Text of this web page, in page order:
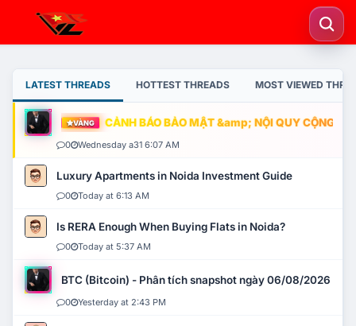
LATEST THREADS HOTTEST THREADS MOST VIEWED
VÀNG CẢNH BÁO BẢO MẬT &amp; NỘI QUY CỘNG
0 Wednesday a31 6:07 AM
Luxury Apartments in Noida Investment Guide
0 Today at 6:13 AM
Is RERA Enough When Buying Flats in Noida?
0 Today at 5:37 AM
BTC (Bitcoin) - Phân tích snapshot ngày 06/08/2026
0 Yesterday at 2:43 PM